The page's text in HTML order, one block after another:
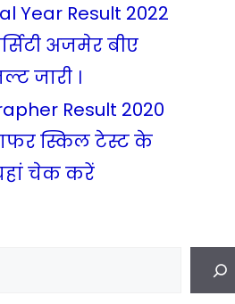
Year Result 2022
अजमेर बीए
जारी ।
Result 2020
स्किल टेस्ट के
चेक करें